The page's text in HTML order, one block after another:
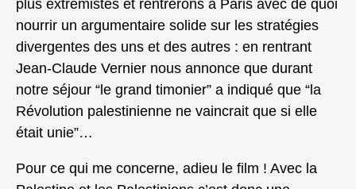
plus extrémistes et rentrerons à Paris avec de quoi
nourrir un argumentaire solide sur les stratégies
divergentes des uns et des autres : en rentrant
Jean-Claude Vernier nous annonce que durant
notre séjour “le grand timonier” a indiqué que “la
Révolution palestinienne ne vaincrait que si elle
était unie”…
Pour ce qui me concerne, adieu le film ! Avec la